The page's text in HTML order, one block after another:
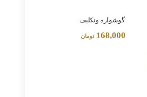
گوشواره ونکلیف
168,000 تومان